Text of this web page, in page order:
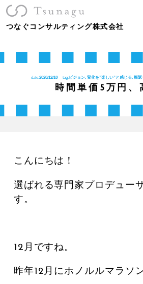
つなぐコンサルティング株式会社
date:2020/12/18 tag:ビジョン, 変化を”楽しい”と感じる, 振
時間単価5万円、
こんにちは！
選ばれる専門家プロデュー
す。
12月ですね。
昨年12月にホノルルマラソ